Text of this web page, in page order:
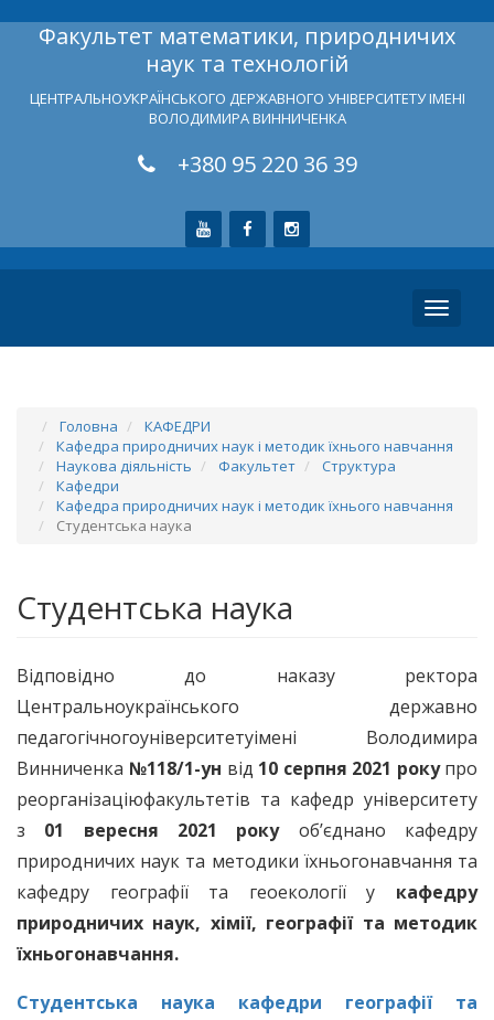
Факультет математики, природничих
наук та технологій
ЦЕНТРАЛЬНОУКРАЇНСЬКОГО ДЕРЖАВНОГО УНІВЕРСИТЕТУ ІМЕНІ
ВОЛОДИМИРА ВИННИЧЕНКА
+380 95 220 36 39
Toggle
Головна
КАФЕДРИ
Кафедра природничих наук і методик їхнього навчання
Наукова діяльність
Факультет
Структура
Кафедри
Кафедра природничих наук і методик їхнього навчання
Студентська наука
Студентська наука
Відповідно до наказу ректора
Центральноукраїнського державно
педагогічногоуніверситетуімені Володимира
Винниченка №118/1-ун від 10 серпня 2021 рокупро
реорганізаціюфакультетів та кафедр університету
з 01 вересня 2021 року об’єднано кафедру
природничих наук та методики їхньогонавчання та
кафедру географії та геоекології у кафедру
природничих наук, хімії, географії та методик
їхньогонавчання.
Студентська наука кафедри географії та